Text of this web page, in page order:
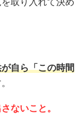
自ら「この時間
ないこと。